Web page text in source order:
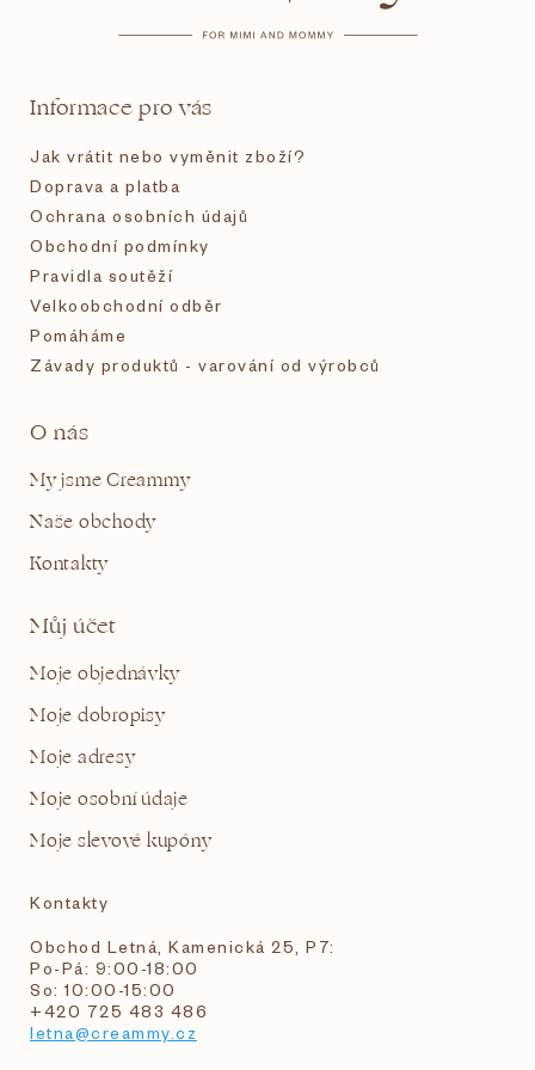
Informace pro vás
Jak vrátit nebo vyměnit zboží?
Doprava a platba
Ochrana osobních údajů
Obchodní podmínky
Pravidla soutěží
Velkoobchodní odběr
Pomáháme
Závady produktů - varování od výrobců
O nás
My jsme Creammy
Naše obchody
Kontakty
Můj účet
Moje objednávky
Moje dobropisy
Moje adresy
Moje osobní údaje
Moje slevové kupóny
Kontakty
Obchod Letná, Kamenická 25, P7:
Po-Pá: 9:00-18:00
So: 10:00-15:00
+420 725 483 486
letna@creammy.cz